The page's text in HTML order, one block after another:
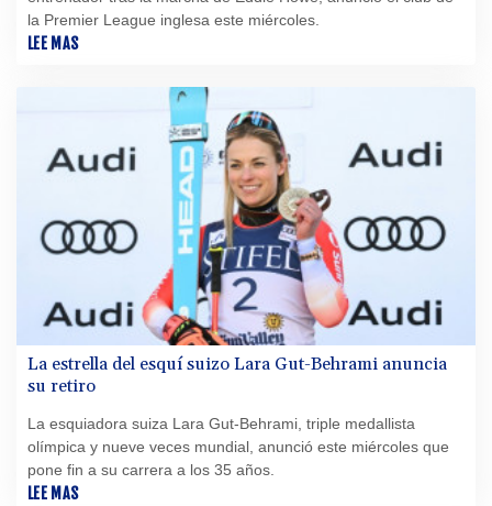
la Premier League inglesa este miércoles.
LEE MAS
La estrella del esquí suizo Lara Gut-Behrami anuncia
su retiro
La esquiadora suiza Lara Gut-Behrami, triple medallista
olímpica y nueve veces mundial, anunció este miércoles que
pone fin a su carrera a los 35 años.
LEE MAS